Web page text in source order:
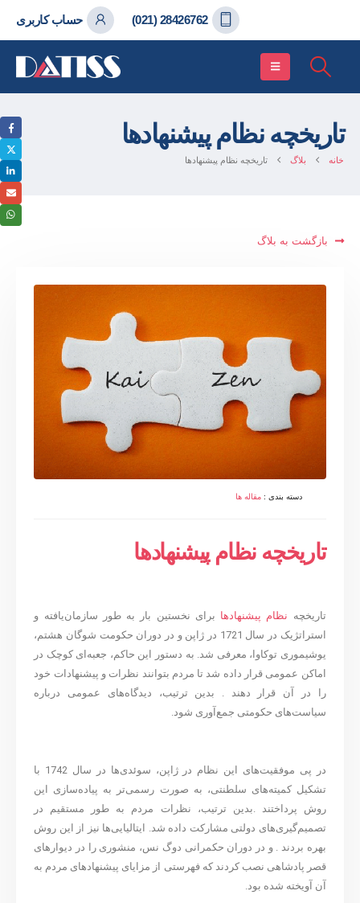
28426762 (021) حساب کاربری
تاریخچه نظام پیشنهادها
خانه بلاگ تاریخچه نظام پیشنهادها
بازگشت به بلاگ
دسته بندی :مقاله ها
تاریخچه نظام پیشنهادها
تاریخچه نظام پیشنهادها برای نخستین بار به طور سازمان‌یافته و
استراتژیک در سال 1721 در ژاپن و در دوران حکومت شوگان هشتم،
یوشیموری توکاوا، معرفی شد. به دستور این حاکم، جعبه‌ای کوچک در
اماکن عمومی قرار داده شد تا مردم بتوانند نظرات و پیشنهادات خود
را در آن قرار دهند . بدین ترتیب، دیدگاه‌های عمومی درباره
سیاست‌های حکومتی جمع‌آوری شود.
در پی موفقیت‌های این نظام در ژاپن، سوئدی‌ها در سال 1742 با
تشکیل کمیته‌های سلطنتی، به صورت رسمی‌تر به پیاده‌سازی این
روش پرداختند .بدین ترتیب، نظرات مردم به طور مستقیم در
تصمیم‌گیری‌های دولتی مشارکت داده شد. ایتالیایی‌ها نیز از این روش
بهره بردند . و در دوران حکمرانی دوگ نس، منشوری را در دیوارهای
قصر پادشاهی نصب کردند که فهرستی از مزایای پیشنهادهای مردم به
آن آویخته شده بود.